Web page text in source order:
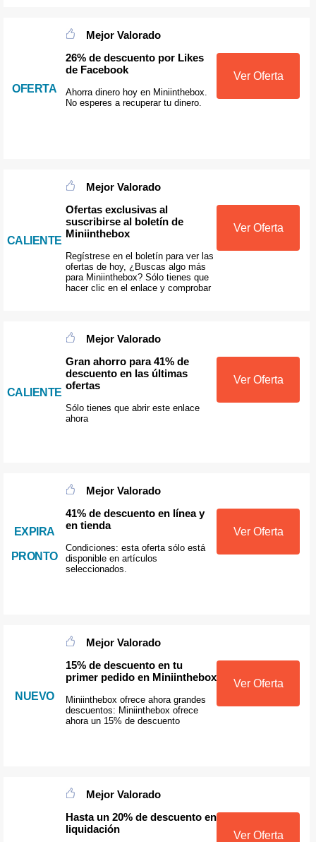
OFERTA
Mejor Valorado
26% de descuento por Likes
de Facebook
Ahorra dinero hoy en Miniinthebox.
No esperes a recuperar tu dinero.
Ver Oferta
CALIENTE
Mejor Valorado
Ofertas exclusivas al
suscribirse al boletín de
Miniinthebox
Regístrese en el boletín para ver las
ofertas de hoy, ¿Buscas algo más
para Miniinthebox? Sólo tienes que
hacer clic en el enlace y comprobar
Ver Oferta
CALIENTE
Mejor Valorado
Gran ahorro para 41% de
descuento en las últimas
ofertas
Sólo tienes que abrir este enlace
ahora
Ver Oferta
EXPIRA
PRONTO
Mejor Valorado
41% de descuento en línea y
en tienda
Condiciones: esta oferta sólo está
disponible en artículos
seleccionados.
Ver Oferta
NUEVO
Mejor Valorado
15% de descuento en tu
primer pedido en Miniinthebox
Miniinthebox ofrece ahora grandes
descuentos: Miniinthebox ofrece
ahora un 15% de descuento
Ver Oferta
Mejor Valorado
Hasta un 20% de descuento en
liquidación
Ver Oferta